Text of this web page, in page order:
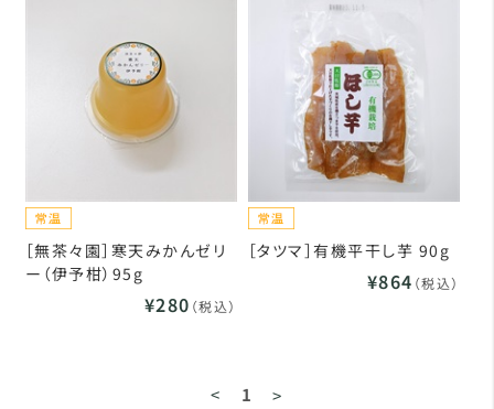
［無茶々園］寒天みかんゼリ
ー（伊予柑）95g
¥280 （税込）
［タツマ］有機平干し芋 90g
¥864 （税込）
< 1 >